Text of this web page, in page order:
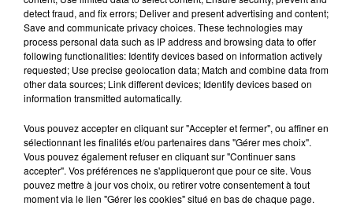
21 février 2023 - 2 min 42 sec
Sondage du 21/02/2023
Du lundi au vendredi, de 6h à 09h, retrouvez Evan, Sandro,
Aline et Laura pour vous réveiller sur Urban hit. Au
programme : le jeu des 30 secondes chrono, le sondage du
jour, l'info moulaga, le saviez-vous...
detect fraud, and fix errors; Deliver and present advertising and content;
Save and communicate privacy choices. These technologies may
process personal data such as IP address and browsing data to offer
following functionalities: Identify devices based on information actively
requested; Use precise geolocation data; Match and combine data from
other data sources; Link different devices; Identify devices based on
information transmitted automatically.
Vous pouvez accepter en cliquant sur "Accepter et fermer", ou affiner en
sélectionnant les finalités et/ou partenaires dans "Gérer mes choix".
Vous pouvez également refuser en cliquant sur "Continuer sans
accepter". Vos préférences ne s'appliqueront que pour ce site. Vous
pouvez mettre à jour vos choix, ou retirer votre consentement à tout
moment via le lien "Gérer les cookies" situé en bas de chaque page.